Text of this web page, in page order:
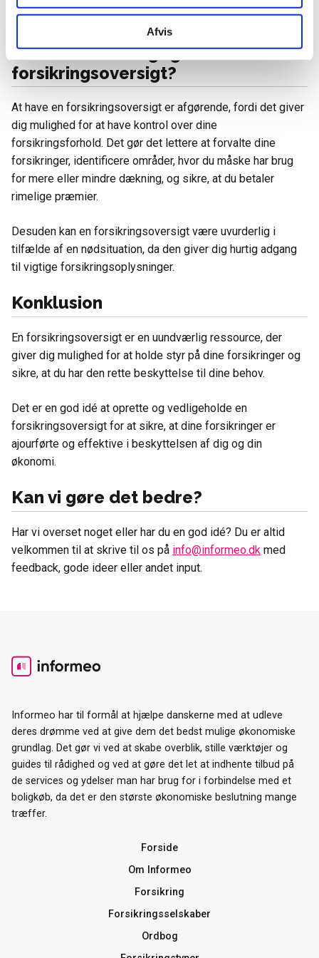
Afvis
tilknyttet hver forsikring.
Hvorfor er det vigtigt at have en
forsikringsoversigt?
At have en forsikringsoversigt er afgørende, fordi det giver
dig mulighed for at have kontrol over dine
forsikringsforhold. Det gør det lettere at forvalte dine
forsikringer, identificere områder, hvor du måske har brug
for mere eller mindre dækning, og sikre, at du betaler
rimelige præmier.
Desuden kan en forsikringsoversigt være uvurderlig i
tilfælde af en nødsituation, da den giver dig hurtig adgang
til vigtige forsikringsoplysninger.
Konklusion
En forsikringsoversigt er en uundværlig ressource, der
giver dig mulighed for at holde styr på dine forsikringer og
sikre, at du har den rette beskyttelse til dine behov.
Det er en god idé at oprette og vedligeholde en
forsikringsoversigt for at sikre, at dine forsikringer er
ajourførte og effektive i beskyttelsen af dig og din
økonomi.
Kan vi gøre det bedre?
Har vi overset noget eller har du en god idé? Du er altid
velkommen til at skrive til os på info@informeo.dk med
feedback, gode ideer eller andet input.
Informeo har til formål at hjælpe danskerne med at udleve
deres drømme ved at give dem det bedst mulige økonomiske
grundlag. Det gør vi ved at skabe overblik, stille værktøjer og
guides til rådighed og ved at gøre det let at indhente tilbud på
de services og ydelser man har brug for i forbindelse med et
boligkøb, da det er den største økonomiske beslutning mange
træffer.
Forside
Om Informeo
Forsikring
Forsikringsselskaber
Ordbog